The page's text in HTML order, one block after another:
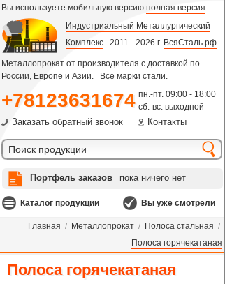
Вы используете мобильную версию полная версия
Индустриальный Металлургический
Комплекс 2011 - 2026 г. ВсяСталь.рф
Металлопрокат от производителя с доставкой по
России, Европе и Азии.
Все марки стали.
+78123631674 пн.-пт. 09:00 - 18:00
сб.-вс. выходной
Заказать обратный звонок Контакты
Портфель заказов пока ничего нет
Каталог продукции Вы уже смотрели
Главная / Металлопрокат / Полоса стальная /
Полоса горячекатаная
Полоса горячекатаная